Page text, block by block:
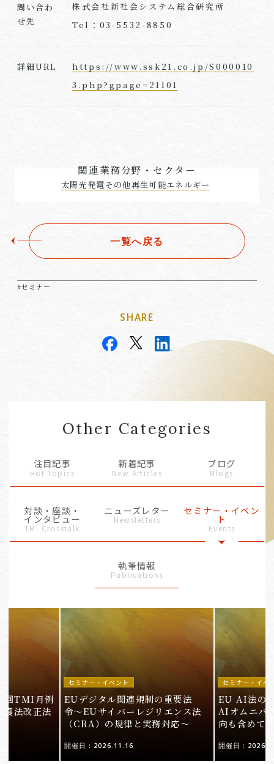
問い合わ
せ先
株式会社新社会システム総合研究所
Tel：03-5532-8850
詳細URL
https://www.ssk21.co.jp/S000010
3.php?gpage=21101
関連業務分野・セクター
太陽光発電その他再生可能エネルギー
一覧へ戻る
#セミナー
SHARE
Other Categories
注目記事
Hot Topics
新着記事
New Articles
ブログ
Blogs
対談・座談・
インタビュー
TMI Crosstalk
ニューズレター
Newsletters
セミナー・イベン
ト
Events
執筆情報
Publications
回TMI月例
護法改正法
セミナー・イベント
EUデジタル関連規制の重要法
令〜EUサイバーレジリエンス法
（CRA）の規律と実務対応〜
開催日：2026.11.16
セミナー・イベ
EU AI法の
AIオムニバ
向も含めて
開催日：